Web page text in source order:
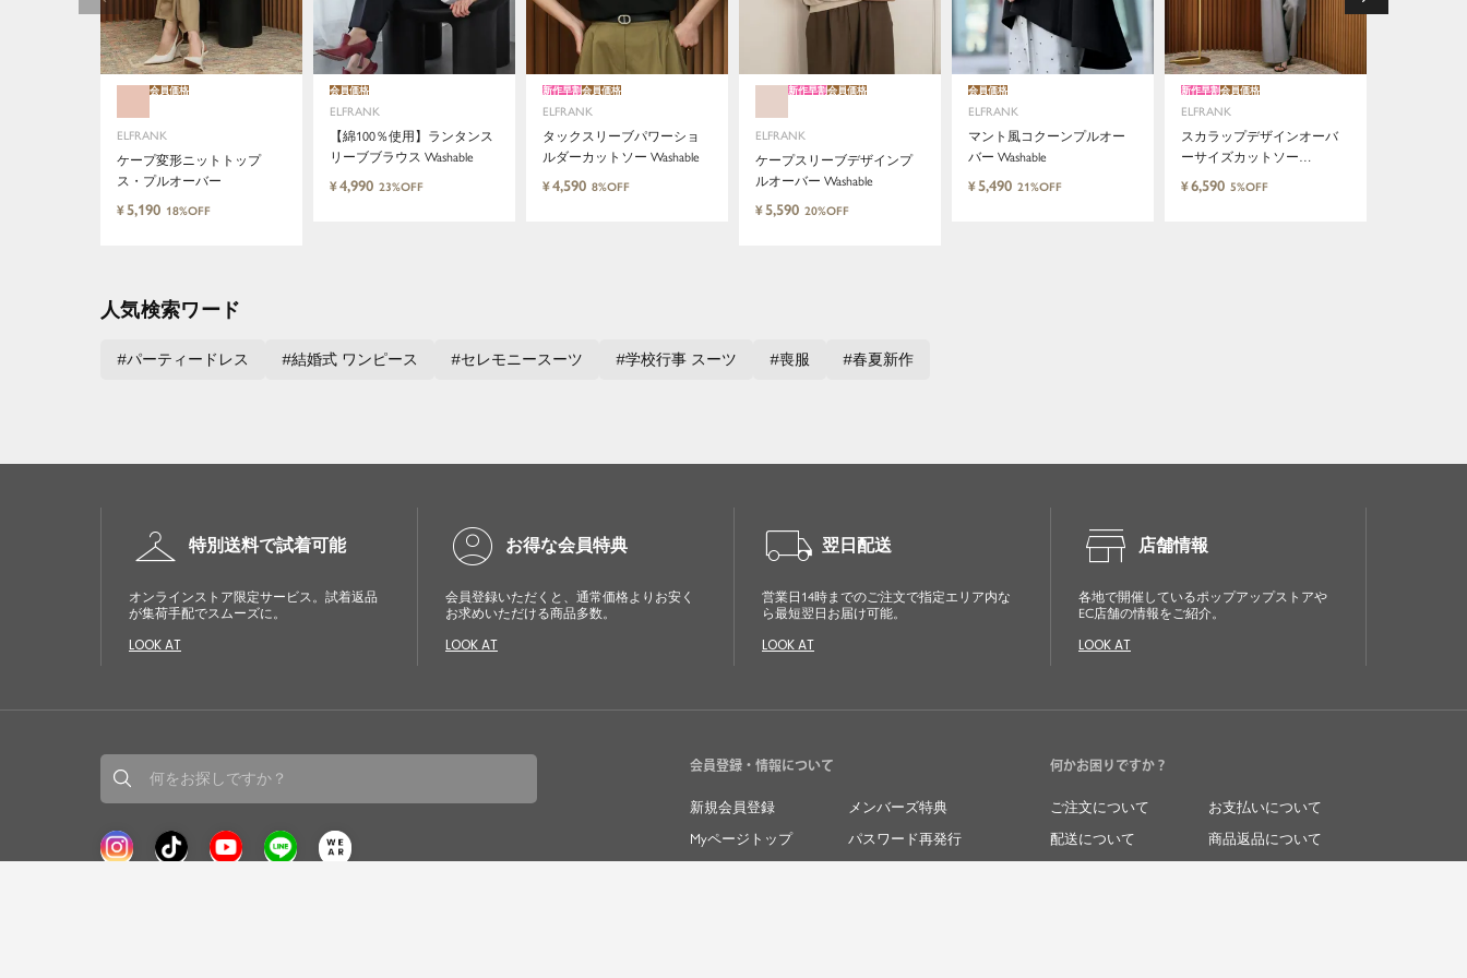
ELFRANK（エルフランク）は、「上品さ」と「気さく
毎日の中に自然と取り入れたくなる、でもどこか目を
提案しています。
ELFRANK
ケープ変形ニットトップ
ス・プルオーバー
会員価格
¥5,190 18%OFF
ELFRANK
【綿100％使用】ランタンス
リーブブラウス Washable
会員価格
¥4,990 23%OFF
ELFRANK
タックスリーブパワーショ
ルダーカットソー Washable
新作早割会員価格
¥4,590 8%OFF
ELFRANK
ケープスリーブデザインプ
ルオーバー Washable
新作早割会員価格
¥5,590 20%OFF
ELFRANK
マント風コクーンプルオー
バー Washable
会員価格
¥5,490 21%OFF
ELFRANK
スカラップデザインオーバ
ーサイズカットソー
Washable
新作早割会員価格
¥6,590 5%OFF
人気検索ワード
パーティードレス 結婚式 ワンピース セレモニースーツ 学校行事 スーツ 喪服 春夏新作
checkroom 特別送料で試着可能
オンラインストア限定サービス。試着返品
が集荷手配でスムーズに。
LOOK AT
account_circle お得な会員特典
会員登録いただくと、通常価格よりお安く
お求めいただける商品多数。
LOOK AT
local_shipping 翌日配送
営業日14時までのご注文で指定エリア内な
ら最短翌日お届け可能。
LOOK AT
store 店舗情報
各地で開催しているポップアップストアや
EC店舗の情報をご紹介。
LOOK AT
会員登録・情報について
新規会員登録
メンバーズ特典
Myページトップ
パスワード再発行
何かお困りですか？
ご注文について
お支払いについて
配送について
商品返品について